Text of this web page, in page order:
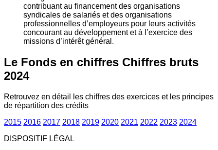
contribuant au financement des organisations
syndicales de salariés et des organisations
professionnelles d’employeurs pour leurs activités
concourant au développement et à l’exercice des
missions d’intérêt général.
Le Fonds en chiffres Chiffres bruts
2024
Retrouvez en détail les chiffres des exercices et les principes
de répartition des crédits
2015 2016 2017 2018 2019 2020 2021 2022 2023 2024
DISPOSITIF LÉGAL